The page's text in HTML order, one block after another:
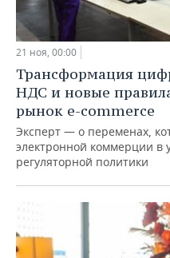
21 ноя, 00:00
Трансформация
НДС и новые
рынок e-commerce
Эксперт — о переменах,
электронной коммерции в
регуляторной политики